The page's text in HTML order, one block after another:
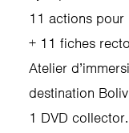
11 actions pour
+ 11 fiches
Atelier
destination
1 DVD